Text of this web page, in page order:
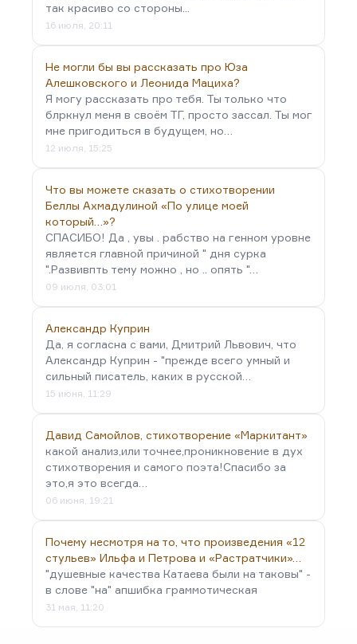
так красиво со стороны...
16 июля, 20:11
Не могли бы вы рассказать про Юза
Алешковского и Леонида Мациха?
Я могу рассказать про тебя. Ты только что
блркнул меня в своём ТГ, просто зассал. Ты мог
мне пригодиться в будущем, но…
12 июля, 15:25
Что вы можете сказать о стихотворении
Беллы Ахмадулиной «По улице моей
который…»?
СПАСИБО! Да , увы . рабство на генном уровне
является главной причиной " дня сурка
".Развивпть тему можно , но .. опять "…
09 июля, 03:01
Александр Куприн
Да, я согласна с вами, Дмитрий Львович, что
Александр Куприн - "прежде всего умный и
сильный писатель, каких в русской…
15 июня, 11:29
Давид Самойлов, стихотворение «Маркитант»
какой анализ,или точнее,проникновение в дух
стихотворения и самого поэта!Спасибо за
это,я это всегда…
06 июня, 19:21
Почему несмотря на то, что произведения «12
стульев» Ильфа и Петрова и «Растратчики»…
"душевные качества Катаева были на таковы" -
в слове "на" апшибка граммотическая
31 мая, 11:20